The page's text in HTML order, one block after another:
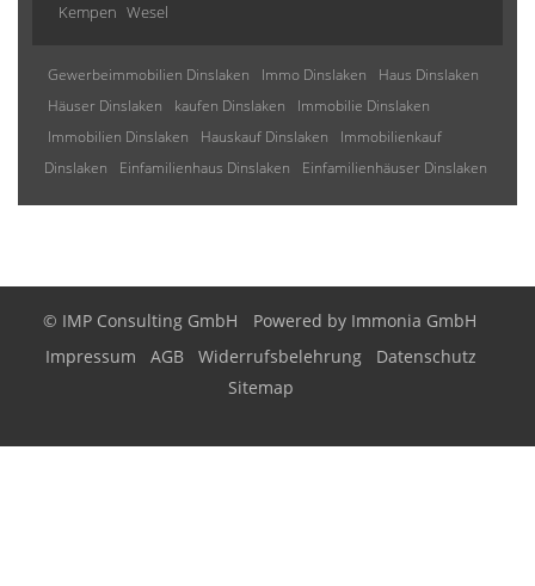
Kempen Wesel
Gewerbeimmobilien Dinslaken Immo Dinslaken
Haus Dinslaken
Häuser Dinslaken
kaufen Dinslaken
Immobilie Dinslaken
Immobilien Dinslaken
Hauskauf Dinslaken
Immobilienkauf
Dinslaken
Einfamilienhaus Dinslaken Einfamilienhäuser Dinslaken
© IMP Consulting GmbH Powered by Immonia GmbH
Impressum
AGB Widerrufsbelehrung
Datenschutz
Sitemap